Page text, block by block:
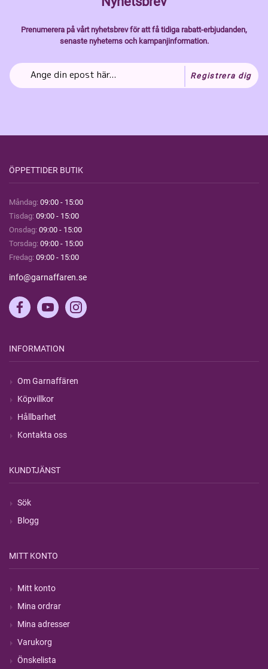
Prenumerera på vårt nyhetsbrev för att få tidiga rabatt-erbjudanden,
senaste nyheterns och kampanjinformation.
Registrera dig
ÖPPETTIDER BUTIK
Måndag: 09:00 - 15:00
Tisdag: 09:00 - 15:00
Onsdag: 09:00 - 15:00
Torsdag: 09:00 - 15:00
Fredag: 09:00 - 15:00
info@garnaffaren.se
INFORMATION
Om Garnaffären
Köpvillkor
Hållbarhet
Kontakta oss
KUNDTJÄNST
Sök
Blogg
MITT KONTO
Mitt konto
Mina ordrar
Mina adresser
Varukorg
Önskelista